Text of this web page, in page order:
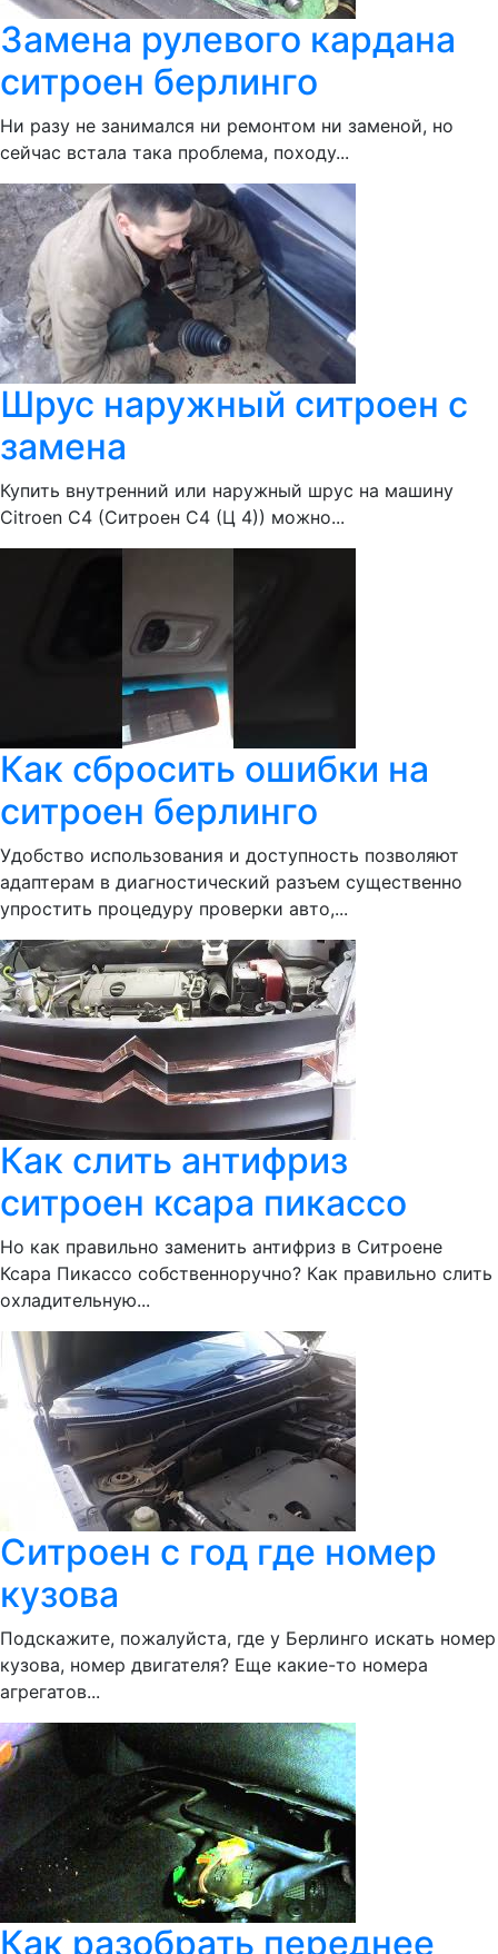
Замена рулевого кардана
ситроен берлинго
Ни разу не занимался ни ремонтом ни заменой, но
сейчас встала така проблема, походу...
Шрус наружный ситроен с
замена
Купить внутренний или наружный шрус на машину
Citroen С4 (Ситроен С4 (Ц 4)) можно...
Как сбросить ошибки на
ситроен берлинго
Удобство использования и доступность позволяют
адаптерам в диагностический разъем существенно
упростить процедуру проверки авто,...
Как слить антифриз
ситроен ксара пикассо
Но как правильно заменить антифриз в Ситроене
Ксара Пикассо собственноручно? Как правильно слить
охладительную...
Ситроен с год где номер
кузова
Подскажите, пожалуйста, где у Берлинго искать номер
кузова, номер двигателя? Еще какие-то номера
агрегатов...
Как разобрать переднее